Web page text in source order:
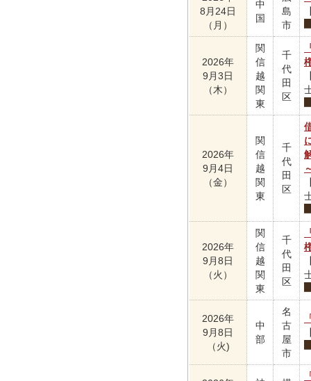
8月24日
（月）
中
国
島
市
2026年
9月3日
（木）
関
信
越
関
東
千
代
田
区
2026年
9月4日
（金）
関
信
越
関
東
千
代
田
区
2026年
9月8日
（火）
関
信
越
関
東
千
代
田
区
2026年
9月8日
（火)
中
部
名
古
屋
市